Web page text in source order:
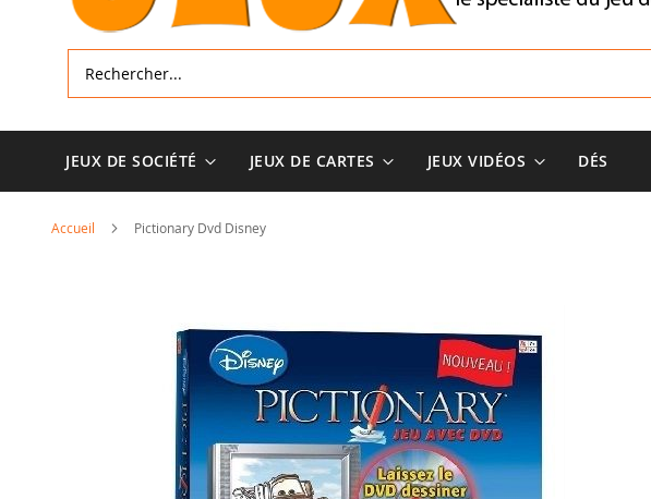
JEUX DE SOCIÉTÉ JEUX DE CARTES JEUX VIDÉOS DÉS
Accueil Pictionary Dvd Disney